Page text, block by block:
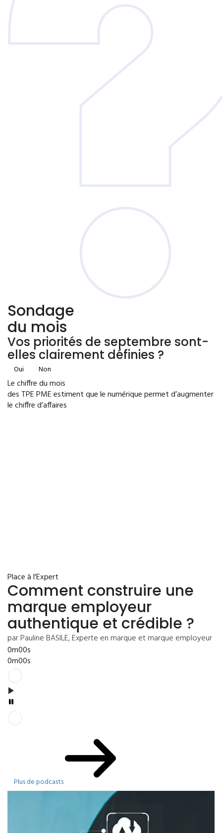
Sondage
du mois
Vos priorités de septembre sont-
elles clairement définies ?
Oui Non
Le chiffre du mois
des TPE PME estiment que le numérique permet d’augmenter
le chiffre d’affaires
Place à l'Expert
Comment construire une
marque employeur
authentique et crédible ?
par Pauline BASILE, Experte en marque et marque employeur
0m00s
0m00s
Plus de podcasts